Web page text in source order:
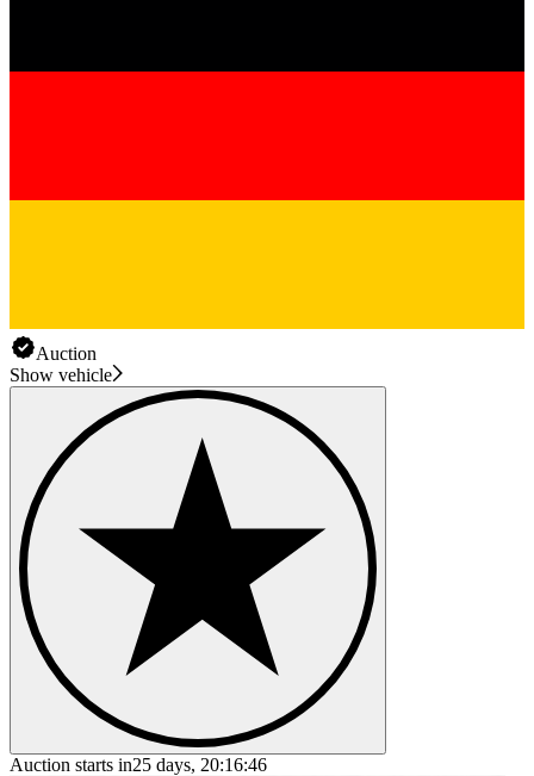
Auction
Show vehicle
Auction starts in25 days, 20:16:46